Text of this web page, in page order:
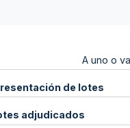
A uno o
de lotes
adjudicados